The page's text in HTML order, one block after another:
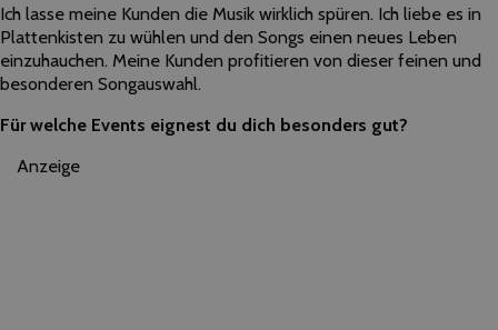
Ich lasse meine Kunden die Musik wirklich spüren. Ich liebe es in
Plattenkisten zu wühlen und den Songs einen neues Leben
einzuhauchen. Meine Kunden profitieren von dieser feinen und
besonderen Songauswahl.
Für welche Events eignest du dich besonders gut?
Anzeige